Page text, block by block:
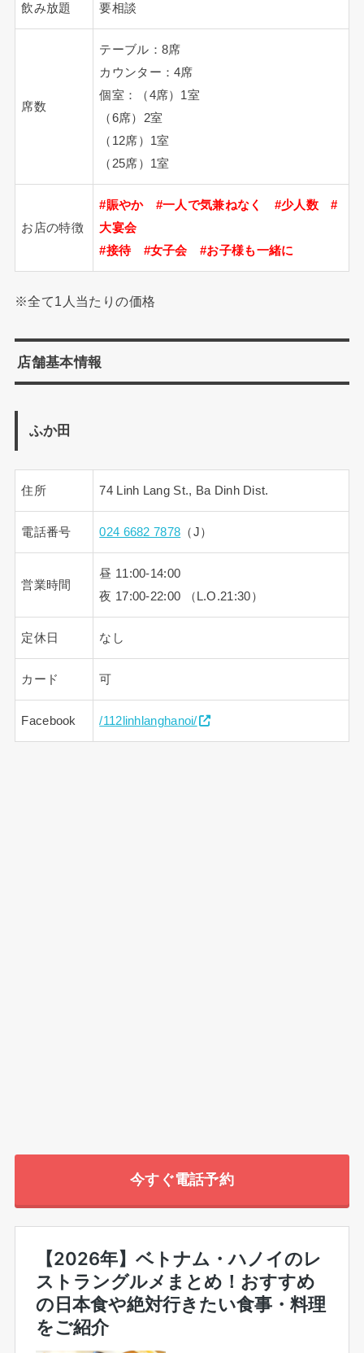
飲み放題 要相談
席数
テーブル：8席
カウンター：4席
個室：（4席）1室
（6席）2室
（12席）1室
（25席）1室
お店の特徴
#賑やか #一人で気兼ねなく #少人数 #
大宴会
#接待 #女子会 #お子様も一緒に
※全て1人当たりの価格
店舗基本情報
ふか田
住所 74 Linh Lang St., Ba Dinh Dist.
電話番号 024 6682 7878 （J）
営業時間
昼 11:00-14:00
夜 17:00-22:00 （L.O.21:30）
定休日 なし
カード 可
Facebook /112linhlanghanoi/
今すぐ電話予約